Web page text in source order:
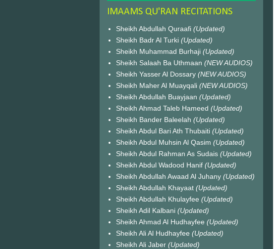
IMAAMS QU'RAN RECITATIONS
Sheikh Abdullah Quraafi (Updated)
Sheikh Badr Al Turki (Updated)
Sheikh Muhammad Burhaji (Updated)
Sheikh Salaah Ba Uthmaan (NEW AUDIOS)
Sheikh Yasser Al Dossary (NEW AUDIOS)
Sheikh Maher Al Muayqali (NEW AUDIOS)
Sheikh Abdullah Buayjaan (Updated)
Sheikh Ahmad Taleb Hameed (Updated)
Sheikh Bander Baleelah (Updated)
Sheikh Abdul Bari Ath Thubaiti (Updated)
Sheikh Abdul Muhsin Al Qasim (Updated)
Sheikh Abdul Rahman As Sudais (Updated)
Sheikh Abdul Wadood Hanif (Updated)
Sheikh Abdullah Awaad Al Juhany (Updated)
Sheikh Abdullah Khayaat (Updated)
Sheikh Abdullah Khulayfee (Updated)
Sheikh Adil Kalbani (Updated)
Sheikh Ahmad Al Hudhayfee (Updated)
Sheikh Ali Al Hudhayfee (Updated)
Sheikh Ali Jaber (Updated)